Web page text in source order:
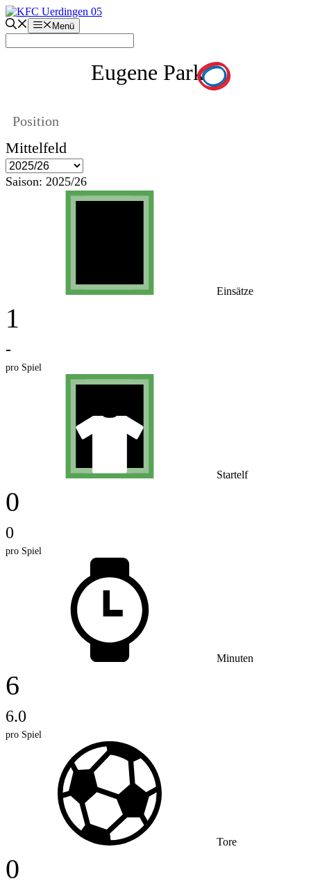
Zum
Inhalt
springen
Menü
Eugene Park
Position
Mittelfeld
Saison: 2025/26
Einsätze
1
-
pro Spiel
Startelf
0
0
pro Spiel
Minuten
6
6.0
pro Spiel
Tore
0